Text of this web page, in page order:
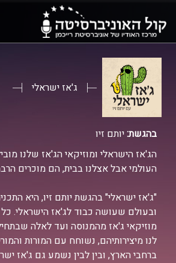
ג'אז ישראלי
בהגשת:יותם זיו
הג'אז הישראלי ומוזיקאי הג'אז שלנו
העולמי אבל אצלנו בבית, הם מוכרים
"ג'אז ישראלי" בהגשת יותם זיו, היא
ובעולם שעושה כבוד לג'אז הישראלי.
מוזיקאי ג'אז מהמנוסה ועד לאלה
לנו מיצירותיהם, נשוחח עם המורות
ברחבי הארץ, ובין לבין נשמע גם ג'אז